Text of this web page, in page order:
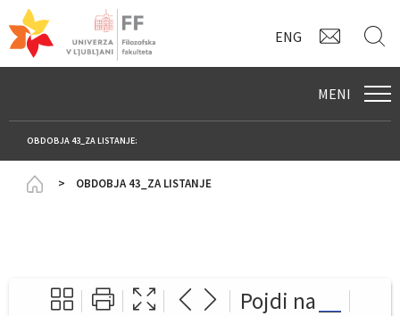
ENG
MENI
OBDOBJA 43_ZA LISTANJE:
HomepageOBDOBJA 43_ZA LISTANJE
Pojdi na